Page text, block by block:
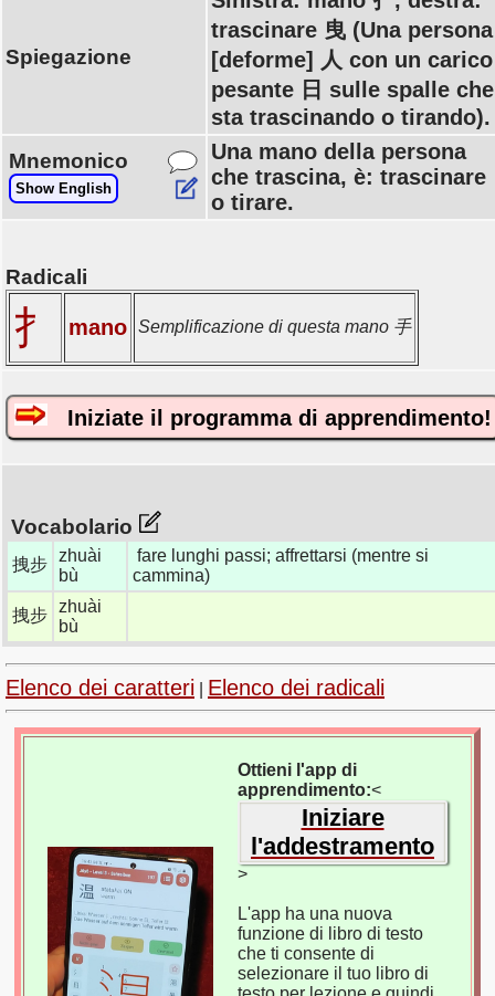
Spiegazione
trascinare 曳 (Una persona
[deforme] 人 con un carico
pesante 日 sulle spalle che
sta trascinando o tirando).
Mnemonico
Show English
Una mano della persona
che trascina, è: trascinare
o tirare.
Radicali
扌 mano Semplificazione di questa mano 手
Iniziate il programma di apprendimento!
Vocabolario
拽步 zhuài
bù
fare lunghi passi; affrettarsi (mentre si
cammina)
拽步 zhuài
bù
Elenco dei caratteri Elenco dei radicali
Ottieni l'app di
apprendimento:<
Iniziare
l'addestramento
>
L'app ha una nuova
funzione di libro di testo
che ti consente di
selezionare il tuo libro di